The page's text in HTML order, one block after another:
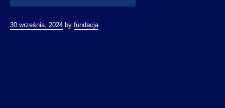
30 września, 2024 by fundacja